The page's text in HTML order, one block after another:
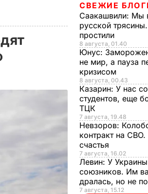
СВЕЖИЕ
Саакашвили: Мы
русской
простили
8 августа, 01.40
Юнус:
не мир, а пауза
кризисом
8 августа, 00.43
Казарин: У нас
студентов, еще
ТЦК
7 августа, 19.48
Невзоров:
контракт на
счастья
7 августа, 16.02
Левин: У
союзников. Им
дралась, но не
7 августа, 15.12